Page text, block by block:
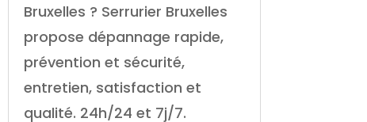
Bruxelles ? Serrurier Bruxelles
propose dépannage rapide,
prévention et sécurité,
entretien, satisfaction et
qualité. 24h/24 et 7j/7.